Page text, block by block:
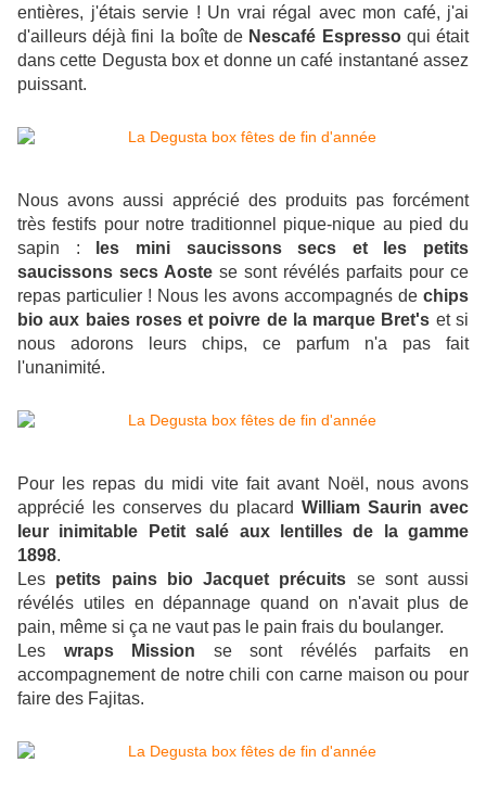
entières, j'étais servie ! Un vrai régal avec mon café, j'ai
d'ailleurs déjà fini la boîte de Nescafé Espressoqui était
dans cette Degusta box et donne un café instantané assez
puissant.
Nous avons aussi apprécié des produits pas forcément
très festifs pour notre traditionnel pique-nique au pied du
sapin :
les mini saucissons secs et les petits
saucissons secs Aoste se sont révélés parfaits pour ce
repas particulier ! Nous les avons accompagnés de chips
bio aux baies roses et poivre de la marque Bret's et si
nous adorons leurs chips, ce parfum n'a pas fait
l'unanimité.
Pour les repas du midi vite fait avant Noël, nous avons
apprécié les conserves du placard William Saurin avec
leur inimitable Petit salé aux lentilles de la gamme
1898.
Les petits pains bio Jacquet précuits se sont aussi
révélés utiles en dépannage quand on n'avait plus de
pain, même si ça ne vaut pas le pain frais du boulanger.
Les wraps Mission se sont révélés parfaits en
accompagnement de notre chili con carne maison ou pour
faire des Fajitas.